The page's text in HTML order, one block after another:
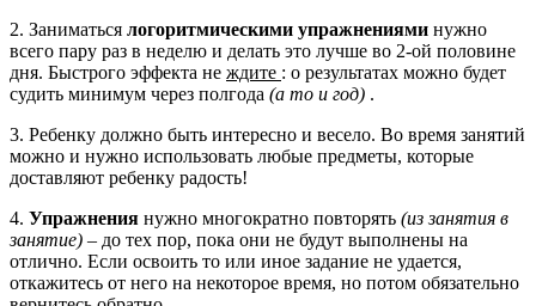
2. Заниматься логоритмическими упражнениями нужно
всего пару раз в неделю и делать это лучше во 2-ой половине
дня. Быстрого эффекта не ждите : о результатах можно будет
судить минимум через полгода (а то и год) .
3. Ребенку должно быть интересно и весело. Во время занятий
можно и нужно использовать любые предметы, которые
доставляют ребенку радость!
4. Упражнения нужно многократно повторять (из занятия в
занятие) – до тех пор, пока они не будут выполнены на
отлично. Если освоить то или иное задание не удается,
откажитесь от него на некоторое время, но потом обязательно